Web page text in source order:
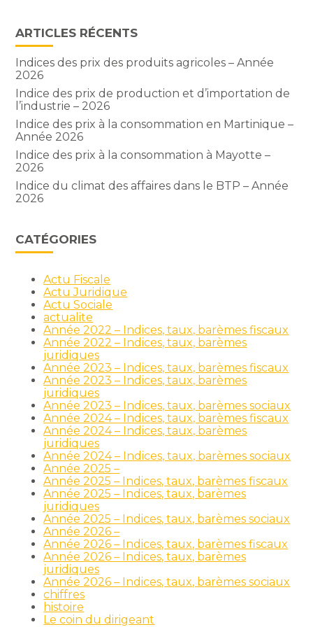
ARTICLES RÉCENTS
Indices des prix des produits agricoles – Année
2026
Indice des prix de production et d’importation de
l’industrie – 2026
Indice des prix à la consommation en Martinique –
Année 2026
Indice des prix à la consommation à Mayotte –
2026
Indice du climat des affaires dans le BTP – Année
2026
CATÉGORIES
Actu Fiscale
Actu Juridique
Actu Sociale
actualite
Année 2022 – Indices, taux, barèmes fiscaux
Année 2022 – Indices, taux, barèmes
juridiques
Année 2023 – Indices, taux, barèmes fiscaux
Année 2023 – Indices, taux, barèmes
juridiques
Année 2023 – Indices, taux, barèmes sociaux
Année 2024 – Indices, taux, barèmes fiscaux
Année 2024 – Indices, taux, barèmes
juridiques
Année 2024 – Indices, taux, barèmes sociaux
Année 2025 –
Année 2025 – Indices, taux, barèmes fiscaux
Année 2025 – Indices, taux, barèmes
juridiques
Année 2025 – Indices, taux, barèmes sociaux
Année 2026 –
Année 2026 – Indices, taux, barèmes fiscaux
Année 2026 – Indices, taux, barèmes
juridiques
Année 2026 – Indices, taux, barèmes sociaux
chiffres
histoire
Le coin du dirigeant